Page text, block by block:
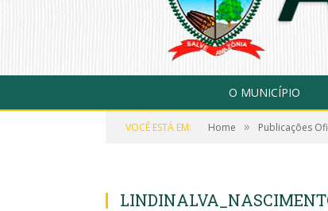
O MUNICÍPIO
VOCÊ ESTÁ EM: Home » Publicações